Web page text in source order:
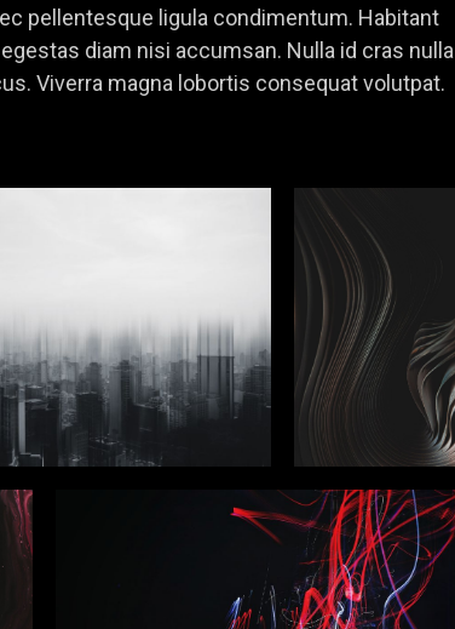
pellentesque ligula condimentum. Habitant
diam nisi accumsan. Nulla id cras nulla
Viverra magna lobortis consequat volutpat.